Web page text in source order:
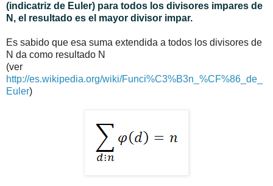
(indicatriz de Euler) para todos los divisores impares de
N, el resultado es el mayor divisor impar.
Es sabido que esa suma extendida a todos los divisores de
N da como resultado N
(ver
http://es.wikipedia.org/wiki/Funci%C3%B3n_%CF%86_de_
Euler)